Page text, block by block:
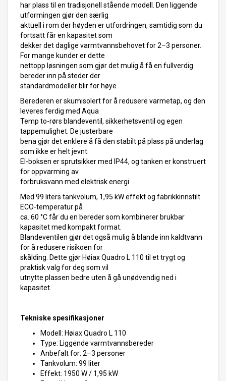
har plass til en tradisjonell stående modell. Den liggende
utformingen gjør den særlig
aktuell i rom der høyden er utfordringen, samtidig som du
fortsatt får en kapasitet som
dekker det daglige varmtvannsbehovet for 2–3 personer.
For mange kunder er dette
nettopp løsningen som gjør det mulig å få en fullverdig
bereder inn på steder der
standardmodeller blir for høye.
Berederen er skumisolert for å redusere varmetap, og den
leveres ferdig med Aqua
Temp to-rørs blandeventil, sikkerhetsventil og egen
tappemulighet. De justerbare
bena gjør det enklere å få den stabilt på plass på underlag
som ikke er helt jevnt.
El-boksen er sprutsikker med IP44, og tanken er konstruert
for oppvarming av
forbruksvann med elektrisk energi.
Med 99 liters tankvolum, 1,95 kW effekt og fabrikkinnstilt
ECO-temperatur på
ca. 60 °C får du en bereder som kombinerer brukbar
kapasitet med kompakt format.
Blandeventilen gjør det også mulig å blande inn kaldtvann
for å redusere risikoen for
skålding. Dette gjør Høiax Quadro L 110 til et trygt og
praktisk valg for deg som vil
utnytte plassen bedre uten å gå unødvendig ned i
kapasitet.
Tekniske spesifikasjoner
Modell: Høiax Quadro L 110
Type: Liggende varmtvannsbereder
Anbefalt for: 2–3 personer
Tankvolum: 99 liter
Effekt: 1950 W / 1,95 kW